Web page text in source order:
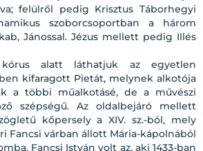
felülről pedig Krisztus Táborhegyi
szoborcsoportban a három
Jánossal. Jézus mellett pedig Illés
alatt láthatjuk az egyetlen
kifaragott Pietát, melynek alkotója
a többi műalkotásé, de a művészi
szépségű. Az oldalbejáró mellett
kőpersely a XIV. sz.-ból, mely
Fancsi várban állott Mária-kápolnából
Fancsi István volt az, aki 1433-ban